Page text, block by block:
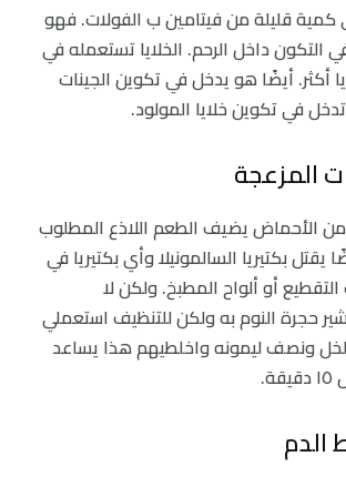
قليلة من فيتامين ب الفولات. فهو
التكون داخل الرحم. الخلايا تستعمله في
أكثر. أيضًا هو يدخل في تكوين الجينات
في تكوين خلايا المولود.
المزعجة
الأحماض يضيف الطعم اللاذع المطلوب
بكتيريا السالمونيلا وأي بكتيريا في
أو ألواح المطبخ. ولكن لا
حجرة النوم به ولكن للتنظيف استعملي
ونصف ليمونه واخلطيهم هذا يساعد